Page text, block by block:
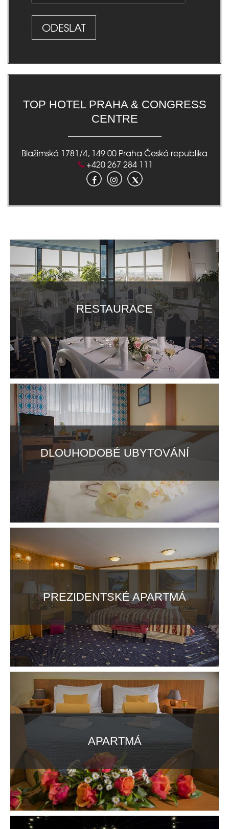
ODESLAT
TOP HOTEL PRAHA & CONGRESS
CENTRE
Blažimská 1781/4, 149 00 Praha Česká republika
+420 267 284 111
RESTAURACE
DLOUHODOBÉ UBYTOVÁNÍ
PREZIDENTSKÉ APARTMÁ
APARTMÁ